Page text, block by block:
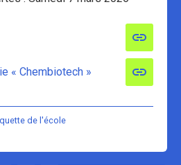
« Chembiotech »
de l'école